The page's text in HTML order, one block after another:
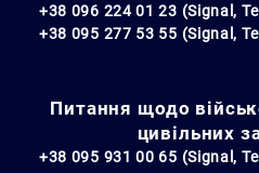
+38 096 224 01 23 (Signal,
+38 095 277 53 55 (Signal,
Питання щодо
цивільних
+38 095 931 00 65 (Signal,